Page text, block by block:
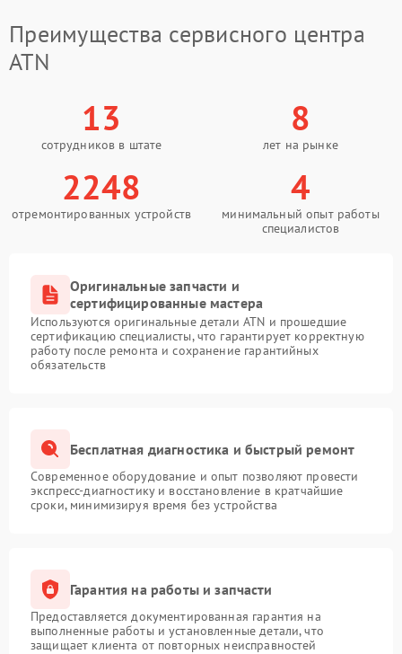
Преимущества сервисного центра
ATN
13
сотрудников в штате
8
лет на рынке
2248
отремонтированных устройств
4
минимальный опыт работы
специалистов
Оригинальные запчасти и
сертифицированные мастера
Используются оригинальные детали ATN и прошедшие
сертификацию специалисты, что гарантирует корректную
работу после ремонта и сохранение гарантийных
обязательств
Бесплатная диагностика и быстрый ремонт
Современное оборудование и опыт позволяют провести
экспресс-диагностику и восстановление в кратчайшие
сроки, минимизируя время без устройства
Гарантия на работы и запчасти
Предоставляется документированная гарантия на
выполненные работы и установленные детали, что
защищает клиента от повторных неисправностей